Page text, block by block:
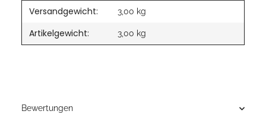
Versandgewicht: 3,00 kg
Artikelgewicht: 3,00 kg
Bewertungen